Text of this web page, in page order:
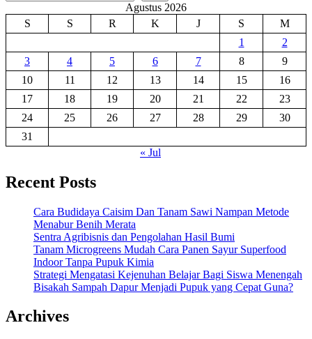
Agustus 2026
S
S R K J S
M
1
2
3
4 5 6 7 8
9
10
11 12 13 14 15
16
17
18 19 20 21 22
23
24
25 26 27 28 29
30
31
« Jul
Recent Posts
Cara Budidaya Caisim Dan Tanam Sawi Nampan Metode
Menabur Benih Merata
Sentra Agribisnis dan Pengolahan Hasil Bumi
Tanam Microgreens Mudah Cara Panen Sayur Superfood
Indoor Tanpa Pupuk Kimia
Strategi Mengatasi Kejenuhan Belajar Bagi Siswa Menengah
Bisakah Sampah Dapur Menjadi Pupuk yang Cepat Guna?
Archives